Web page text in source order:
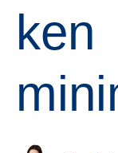
ken